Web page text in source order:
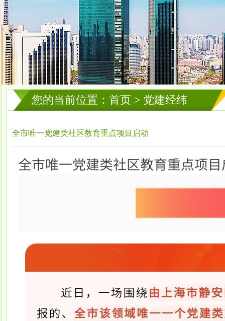
您的当前位置：首页 > 党建经纬
全市唯一党建类社区教育重点项目启动